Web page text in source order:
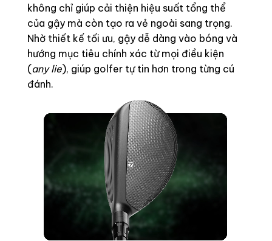
không chỉ giúp cải thiện hiệu suất tổng thể
của gậy mà còn tạo ra vẻ ngoài sang trọng.
Nhờ thiết kế tối ưu, gậy dễ dàng vào bóng và
hướng mục tiêu chính xác từ mọi điều kiện
(any lie), giúp golfer tự tin hơn trong từng cú
đánh.